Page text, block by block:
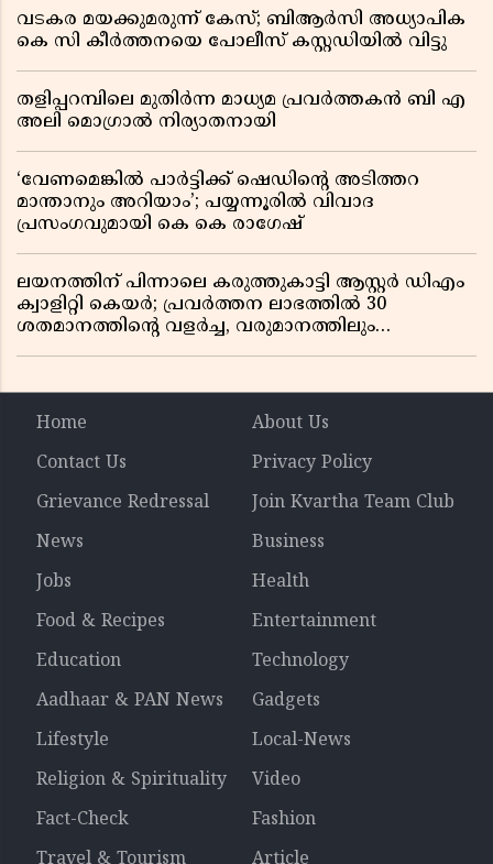
വടകര മയക്കുമരുന്ന് കേസ്; ബിആർസി അധ്യാപിക
കെ സി കീർത്തനയെ പോലീസ് കസ്റ്റഡിയിൽ വിട്ടു
തളിപ്പറമ്പിലെ മുതിർന്ന മാധ്യമ പ്രവർത്തകൻ ബി എ
അലി മൊഗ്രാൽ നിര്യാതനായി
‘വേണമെങ്കിൽ പാർട്ടിക്ക് ഷെഡിൻ്റെ അടിത്തറ
മാന്താനും അറിയാം’; പയ്യന്നൂരിൽ വിവാദ
പ്രസംഗവുമായി കെ കെ രാഗേഷ്
ലയനത്തിന് പിന്നാലെ കരുത്തുകാട്ടി ആസ്റ്റർ ഡിഎം
ക്വാളിറ്റി കെയർ; പ്രവർത്തന ലാഭത്തിൽ 30
ശതമാനത്തിൻ്റെ വളർച്ച, വരുമാനത്തിലും
Home
About Us
Contact Us
Privacy Policy
Grievance Redressal
Join Kvartha Team Club
News
Business
Jobs
Health
Food & Recipes
Entertainment
Education
Technology
Aadhaar & PAN News
Gadgets
Lifestyle
Local-News
Religion & Spirituality
Video
Fact-Check
Fashion
Travel & Tourism
Article